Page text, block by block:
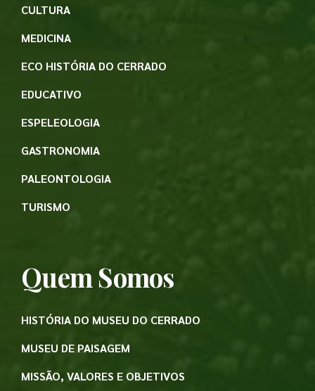
CULTURA
MEDICINA
ECO HISTÓRIA DO CERRADO
EDUCATIVO
ESPELEOLOGIA
GASTRONOMIA
PALEONTOLOGIA
TURISMO
Quem Somos
HISTÓRIA DO MUSEU DO CERRADO
MUSEU DE PAISAGEM
MISSÃO, VALORES E OBJETIVOS